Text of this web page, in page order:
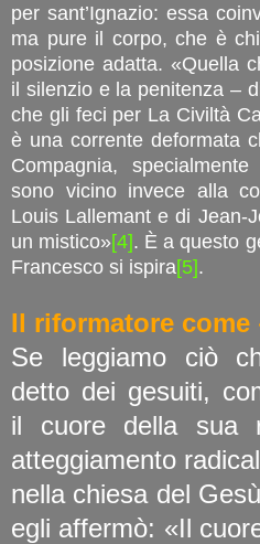
per sant’Ignazio: essa
ma pure il corpo, che è
posizione adatta. «Quella
il silenzio e la penitenza –
che gli feci per La Civiltà
è una corrente deformata
Compagnia,
sono vicino invece alla
Louis Lallemant e di Jean-
un mistico»[4]. È a questo
Francesco si ispira[5].
Il riformatore come
Se leggiamo ciò
detto dei gesuiti,
il cuore della sua
atteggiamento
nella chiesa del
egli affermò: «Il